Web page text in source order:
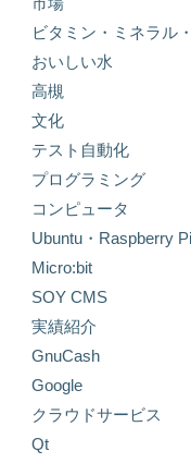
ビタミン・ミネラル
おいしい水
高槻
文化
テスト自動化
プログラミング
コンピュータ
Ubuntu・Raspberry Pi
Micro:bit
SOY CMS
実績紹介
GnuCash
Google
クラウドサービス
Qt